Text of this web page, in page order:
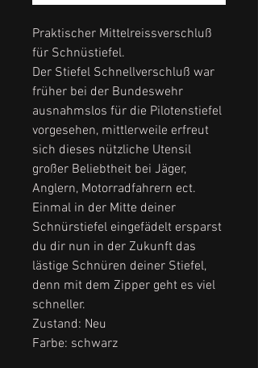
Praktischer Mittelreissverschluß
für Schnüstiefel.
Der Stiefel Schnellverschluß war
früher bei der Bundeswehr
ausnahmslos für die Pilotenstiefel
vorgesehen, mittlerweile erfreut
sich dieses nützliche Utensil
großer Beliebtheit bei Jäger,
Anglern, Motorradfahrern ect.
Einmal in der Mitte deiner
Schnürstiefel eingefädelt ersparst
du dir nun in der Zukunft das
lästige Schnüren deiner Stiefel,
denn mit dem Zipper geht es viel
schneller.
Zustand: Neu
Farbe: schwarz